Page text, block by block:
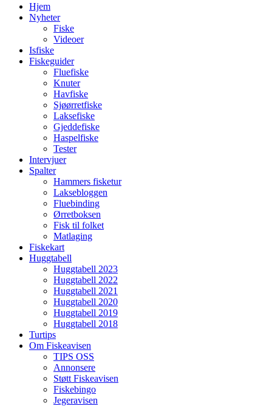
Hjem
Nyheter
Fiske
Videoer
Isfiske
Fiskeguider
Fluefiske
Knuter
Havfiske
Sjøørretfiske
Laksefiske
Gjeddefiske
Haspelfiske
Tester
Intervjuer
Spalter
Hammers fisketur
Laksebloggen
Fluebinding
Ørretboksen
Fisk til folket
Matlaging
Fiskekart
Huggtabell
Huggtabell 2023
Huggtabell 2022
Huggtabell 2021
Huggtabell 2020
Huggtabell 2019
Huggtabell 2018
Turtips
Om Fiskeavisen
TIPS OSS
Annonsere
Støtt Fiskeavisen
Fiskebingo
Jegeravisen